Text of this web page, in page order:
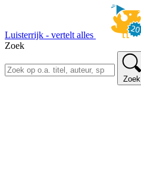
Luisterrijk - vertelt alles
Zoek
Zoek